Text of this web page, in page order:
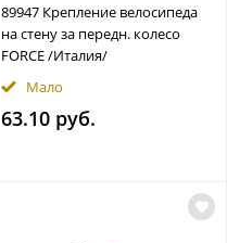
89947 Крепление велосипеда
на стену за передн. колесо
FORCE /Италия/
Мало
63.10 руб.